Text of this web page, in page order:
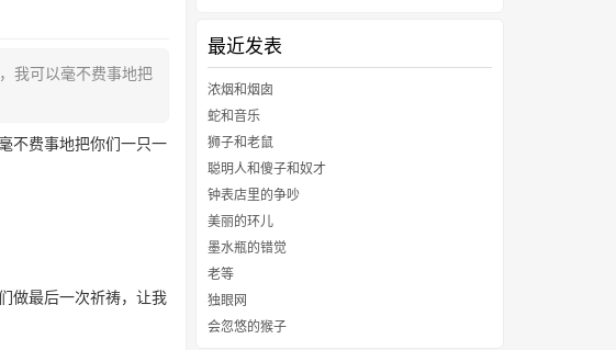
我可以毫不费事地把
不费事地把你们一只一
做最后一次祈祷，让我
最近发表
浓烟和烟囱
蛇和音乐
狮子和老鼠
聪明人和傻子和奴才
钟表店里的争吵
美丽的环儿
墨水瓶的错觉
老等
独眼网
会忽悠的猴子